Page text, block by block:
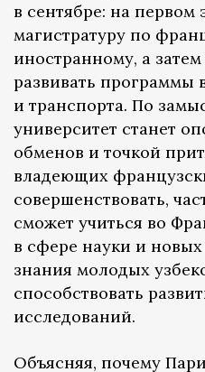
в сентябре: на первом
магистратуру по
иностранному, а
развивать программы
и транспорта. По
университет станет
обменов и точкой
владеющих
совершенствовать,
сможет учиться во
в сфере науки и новых
знания молодых
способствовать
исследований.
Объясняя, почему